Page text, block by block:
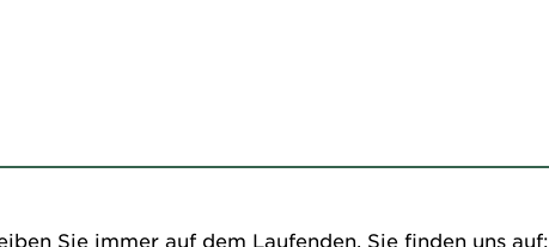
Sie immer auf dem Laufenden. Sie finden uns auf: